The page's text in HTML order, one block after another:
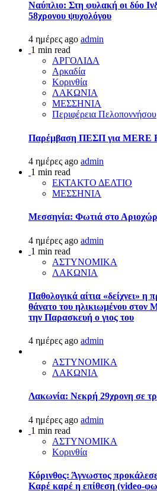
Ναύπλιο: Στη φυλακή οι δύο
58χρονου ψυχολόγου
4 ημέρες ago admin
1 min read
ΑΡΓΟΛΙΔΑ
Αρκαδία
Κορινθία
ΛΑΚΩΝΙΑ
ΜΕΣΣΗΝΙΑ
Περιφέρεια Πελοποννήσου
Παρέμβαση ΠΕΣΠ για MERE
4 ημέρες ago admin
1 min read
ΕΚΤΑΚΤΟ ΔΕΛΤΙΟ
ΜΕΣΣΗΝΙΑ
Μεσσηνία: Φωτιά στο
4 ημέρες ago admin
1 min read
ΑΣΤΥΝΟΜΙΚΑ
ΛΑΚΩΝΙΑ
Παθολογικά αίτια «δείχνει» η
θάνατο του ηλικιωμένου στον
την Παρασκευή ο γιος του
4 ημέρες ago admin
ΑΣΤΥΝΟΜΙΚΑ
ΛΑΚΩΝΙΑ
Λακωνία: Νεκρή 29χρονη σε
4 ημέρες ago admin
1 min read
ΑΣΤΥΝΟΜΙΚΑ
Κορινθία
Κόρινθος: Άγνωστος
Καρέ καρέ η επίθεση (video-